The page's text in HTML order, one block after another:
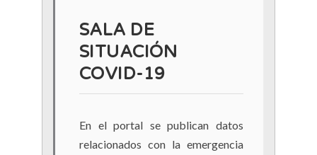
SALA DE
SITUACIÓN
COVID-19
En el portal se publican datos
relacionados con la emergencia